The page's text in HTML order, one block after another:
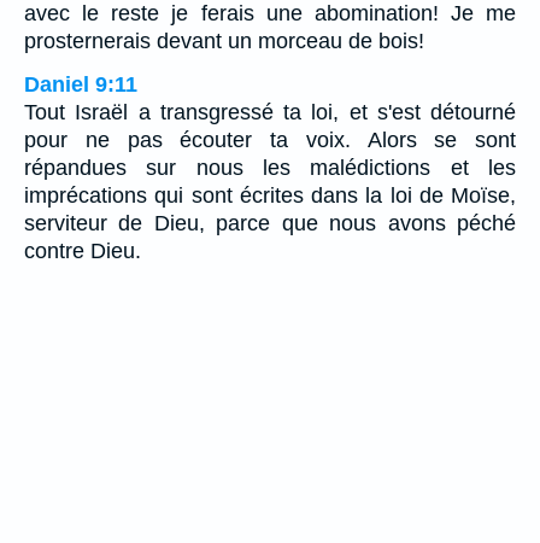
avec le reste je ferais une abomination! Je me
prosternerais devant un morceau de bois!
Daniel 9:11
Tout Israël a transgressé ta loi, et s'est détourné
pour ne pas écouter ta voix. Alors se sont
répandues sur nous les malédictions et les
imprécations qui sont écrites dans la loi de Moïse,
serviteur de Dieu, parce que nous avons péché
contre Dieu.